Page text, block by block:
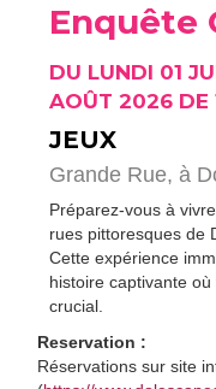
Enquête
DU LUNDI 01
AOÛT 2026
JEUX
Grande Rue, à
Préparez-vous à
rues pittoresques de
Cette expérience
histoire captivante
crucial.
Reservation :
Réservations sur site